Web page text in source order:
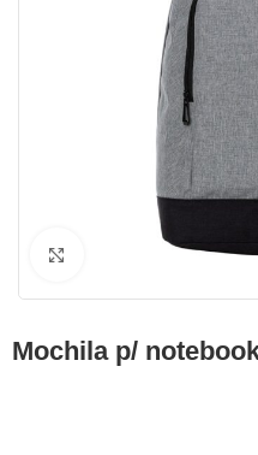
Clique para ampliar
mochila p/